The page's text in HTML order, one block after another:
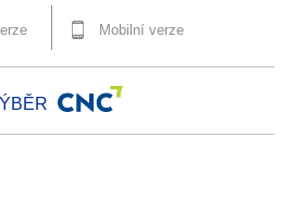
Mobilní verze